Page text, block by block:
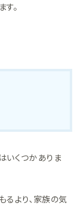
。
いくつかありま
るより、家族の気